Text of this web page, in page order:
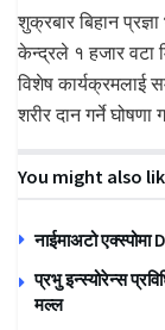
शुक्रबार बिहान
केन्द्रले १ हजार वटा
विशेष कार्यक्रमलाई
शरीर दान गर्ने घोषणा
You might also
नाईमाअटो
प्रभु इन्स्योरेन्स
मल्ल